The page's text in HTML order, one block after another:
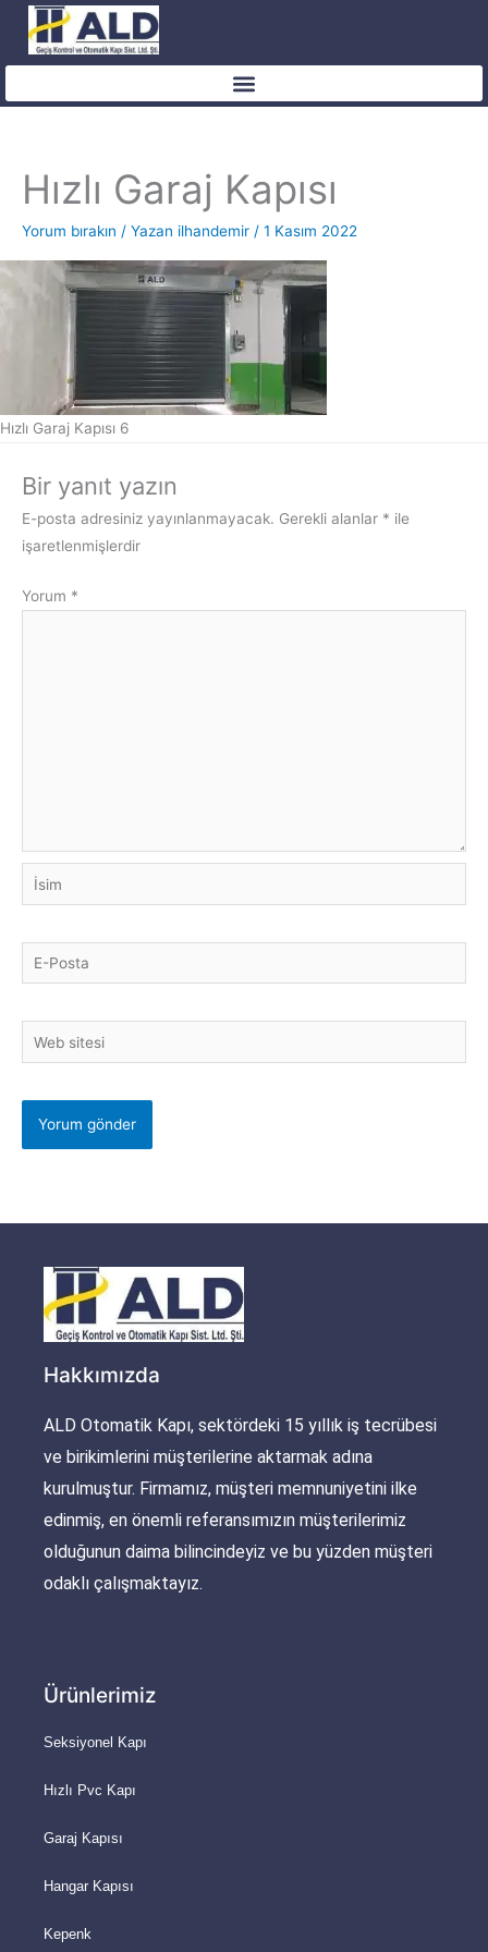
İçeriğe
Hızlı Garaj Kapısı
Yorum bırakın / Yazan ilhandemir / 1 Kasım 2022
Hızlı Garaj Kapısı 6
Bir yanıt yazın
E-posta adresiniz yayınlanmayacak. Gerekli alanlar * ile
işaretlenmişlerdir
Yorum *
İsim
E-
Posta
Web
sitesi
Hakkımızda
ALD Otomatik Kapı, sektördeki 15 yıllık iş tecrübesi
ve birikimlerini müşterilerine aktarmak adına
kurulmuştur. Firmamız, müşteri memnuniyetini ilke
edinmiş, en önemli referansımızın müşterilerimiz
olduğunun daima bilincindeyiz ve bu yüzden müşteri
odaklı çalışmaktayız.
Ürünlerimiz
Seksiyonel Kapı
Hızlı Pvc Kapı
Garaj Kapısı
Hangar Kapısı
Kepenk